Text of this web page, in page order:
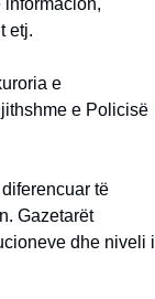
informacion,
etj.
e
e Policisë
të
Gazetarët
dhe niveli i